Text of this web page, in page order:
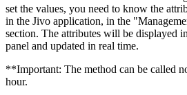
set the values, you need to know the
in the Jivo application, in the
section. The attributes will be displayed
panel and updated in real time.
**Important: The method can be called
hour.